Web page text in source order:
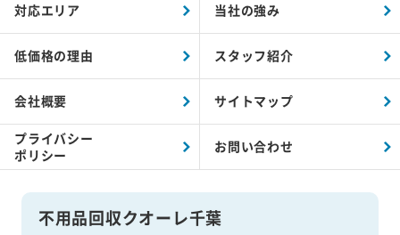
不用品回収クオーレ千葉
対応エリア 当社の強み
低価格の理由 スタッフ紹介
会社概要 サイトマップ
プライバシー
ポリシー
お問い合わせ